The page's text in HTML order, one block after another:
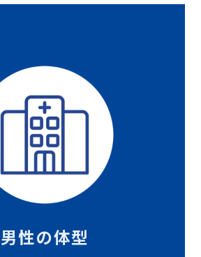
男性の体型